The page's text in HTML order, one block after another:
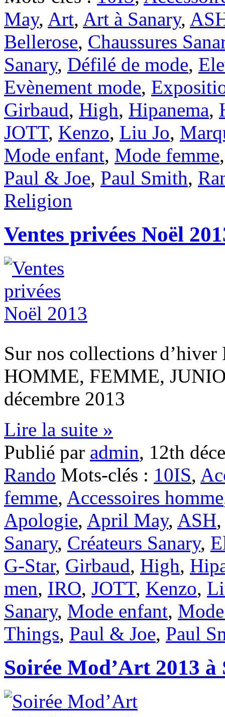
May, Art, Art à Sanary,
Bellerose, Chaussures
Sanary, Défilé de mode,
Evènement mode,
Girbaud, High, Hipanema,
JOTT, Kenzo, Liu Jo,
Mode enfant, Mode femme
Paul & Joe, Paul Smith,
Religion
Ventes privées Noël
Sur nos collections
HOMME, FEMME,
décembre 2013
Lire la suite »
Publié par admin, 12th
Rando Mots-clés : 10IS,
femme, Accessoires homme
Apologie, April May, ASH,
Sanary, Créateurs Sanary,
G-Star, Girbaud, High,
men, IRO, JOTT, Kenzo,
Sanary, Mode enfant,
Things, Paul & Joe, Paul
Soirée Mod’Art 2013